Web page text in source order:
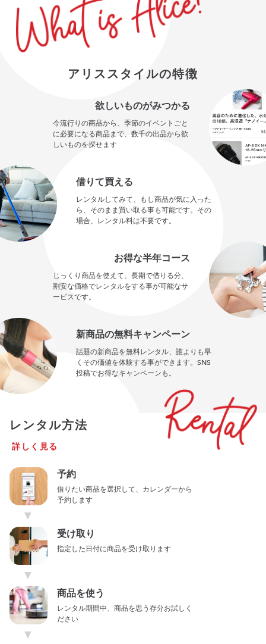
アリススタイルの特徴
欲しいものがみつかる
今流行りの商品から、季節のイベントごと
に必要になる商品まで、数千の出品から欲
しいものを探せます
借りて買える
レンタルしてみて、もし商品が気に入った
ら、そのまま買い取る事も可能です。その
場合、レンタル料は不要です。
お得な半年コース
じっくり商品を使えて、長期で借りる分、
割安な価格でレンタルをする事が可能なサ
ービスです。
新商品の無料キャンペーン
話題の新商品を無料レンタル、誰よりも早
くその価値を体験する事ができます。SNS
投稿でお得なキャンペーンも。
レンタル方法
詳しく見る
予約
借りたい商品を選択して、カレンダーから
予約します
▼
受け取り
指定した日付に商品を受け取ります
▼
商品を使う
レンタル期間中、商品を思う存分お試しく
ださい
▼